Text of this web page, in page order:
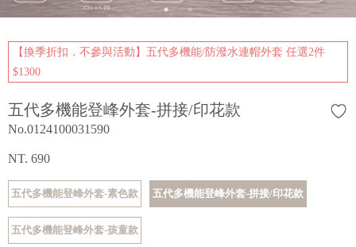
【換季折扣．不參與活動】五代多機能/防潑水連帽外套 任選2件
$1300
五代多機能登峰外套-拼接/印花款
No.0124100031590
NT. 690
五代多機能登峰外套-素色款 五代多機能登峰外套-拼接/印花款
五代多機能登峰外套-孩童款